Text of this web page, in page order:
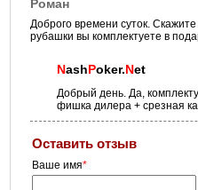
фишки
Роман
Доброго времени суток.
рубашки вы комплектуете в
NashPoker.Net
Добрый день. Да,
фишка дилера + срезная
Оставить отзыв
Ваше имя*